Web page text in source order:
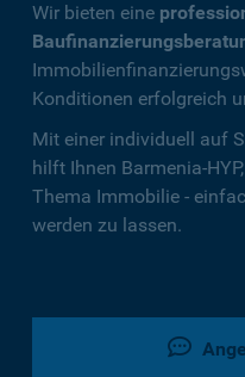
Wir bieten eine
Konditionen erfolgreich
Mit einer individuell auf
hilft Ihnen Barmenia-
Thema Immobilie -
werden zu lassen.